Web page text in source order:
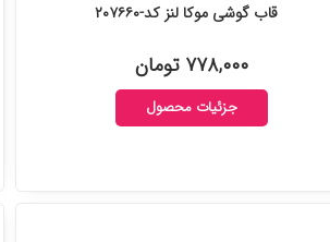
قاب گوشی موکا لنز کد-۲۰۷۶۶۰
۷۷۸,۰۰۰ تومان
جزئیات محصول